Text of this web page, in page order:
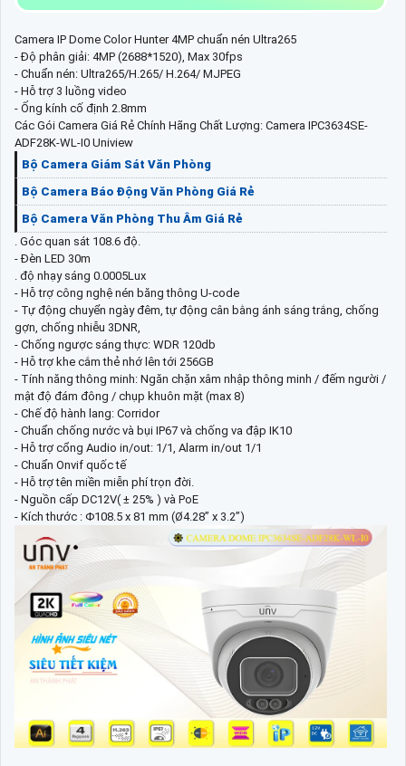
Camera IP Dome Color Hunter 4MP chuẩn nén Ultra265
- Độ phân giải: 4MP (2688*1520), Max 30fps
- Chuẩn nén: Ultra265/H.265/ H.264/ MJPEG
- Hỗ trợ 3 luồng video
- Ống kính cố định 2.8mm
Các Gói Camera Giá Rẻ Chính Hãng Chất Lượng: Camera IPC3634SE-
ADF28K-WL-I0 Uniview
Bộ Camera Giám Sát Văn Phòng
Bộ Camera Báo Động Văn Phòng Giá Rẻ
Bộ Camera Văn Phòng Thu Âm Giá Rẻ
. Góc quan sát 108.6 độ.
- Đèn LED 30m
. độ nhạy sáng 0.0005Lux
- Hỗ trợ công nghệ nén băng thông U-code
- Tự động chuyển ngày đêm, tự động cân bằng ánh sáng trắng, chống
gợn, chống nhiễu 3DNR,
- Chống ngược sáng thực: WDR 120db
- Hỗ trợ khe cắm thẻ nhớ lên tới 256GB
- Tính năng thông minh: Ngăn chặn xâm nhập thông minh / đếm người /
mật độ đám đông / chụp khuôn mặt (max 8)
- Chế độ hành lang: Corridor
- Chuẩn chống nước và bụi IP67 và chống va đập IK10
- Hỗ trợ cổng Audio in/out: 1/1, Alarm in/out 1/1
- Chuẩn Onvif quốc tế
- Hỗ trợ tên miền miễn phí trọn đời.
- Nguồn cấp DC12V( ± 25% ) và PoE
- Kích thước : Φ108.5 x 81 mm (Ø4.28” x 3.2”)